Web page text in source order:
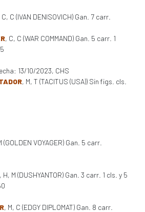
C, C (IVAN DENISOVICH) Gan. 7 carr.
, C, C (WAR COMMAND) Gan. 5 carr. 1
13/10/2023, CHS
, M, T (TACITUS (USA)) Sin figs. cls.
(GOLDEN VOYAGER) Gan. 5 carr.
, H, M (DUSHYANTOR) Gan. 3 carr. 1 cls. y 5
, M, C (EDGY DIPLOMAT) Gan. 8 carr.